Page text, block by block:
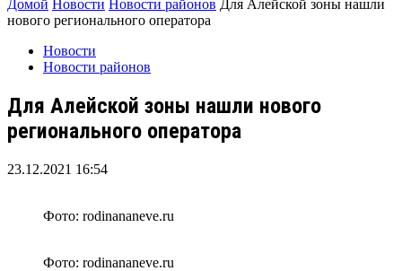
Домой Новости Новости районов Для Алейской зоны нашли
нового регионального оператора
Новости
Новости районов
Для Алейской зоны нашли нового
регионального оператора
23.12.2021 16:54
Фото: rodinananeve.ru
Фото: rodinananeve.ru